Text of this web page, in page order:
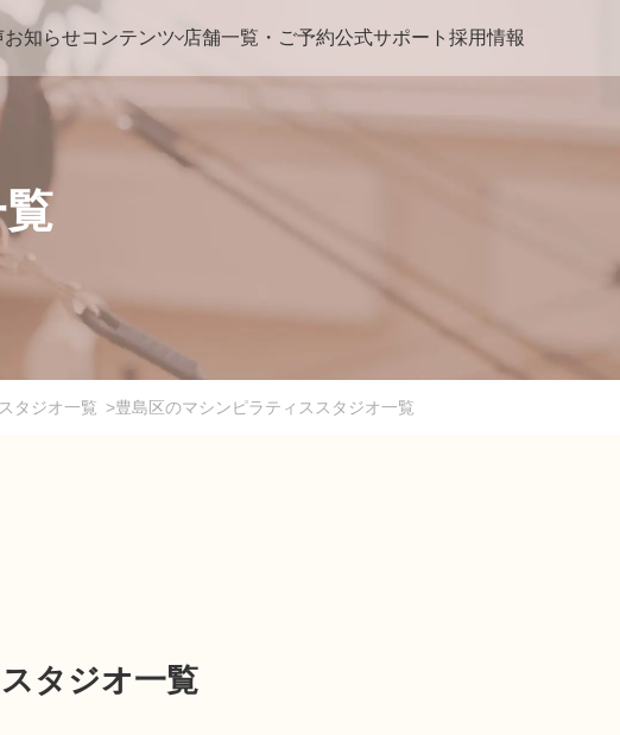
お知らせコンテンツ 店舗一覧・ご予約公式サポート 採用情報
タジオ一覧 >豊島区のマシンピラティススタジオ一覧
タジオ一覧